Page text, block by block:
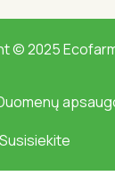
© 2025
Susisiekite